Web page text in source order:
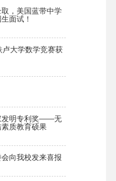
，美国蓝带中学
面试！
卢大学数学竞赛获
发明专利奖——无
质教育硕果
向我校发来喜报